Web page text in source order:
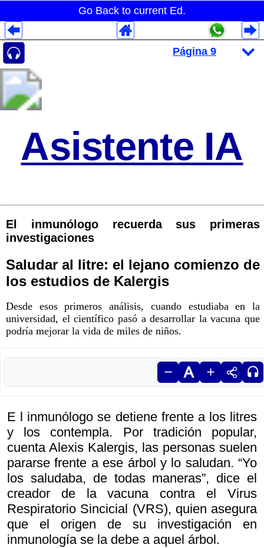
Go Back to current Ed.
Asistente IA
El inmunólogo recuerda sus primeras
investigaciones
Saludar al litre: el lejano comienzo de
los estudios de Kalergis
Desde esos primeros análisis, cuando estudiaba en la
universidad, el científico pasó a desarrollar la vacuna que
podría mejorar la vida de miles de niños.
E l inmunólogo se detiene frente a los litres
y los contempla. Por tradición popular,
cuenta Alexis Kalergis, las personas suelen
pararse frente a ese árbol y lo saludan. “Yo
los saludaba, de todas maneras”, dice el
creador de la vacuna contra el Virus
Respiratorio Sincicial (VRS), quien asegura
que el origen de su investigación en
inmunología se la debe a aquel árbol.
Despliegues Analytics
Despliegues Totales
Despliegues por Rubros